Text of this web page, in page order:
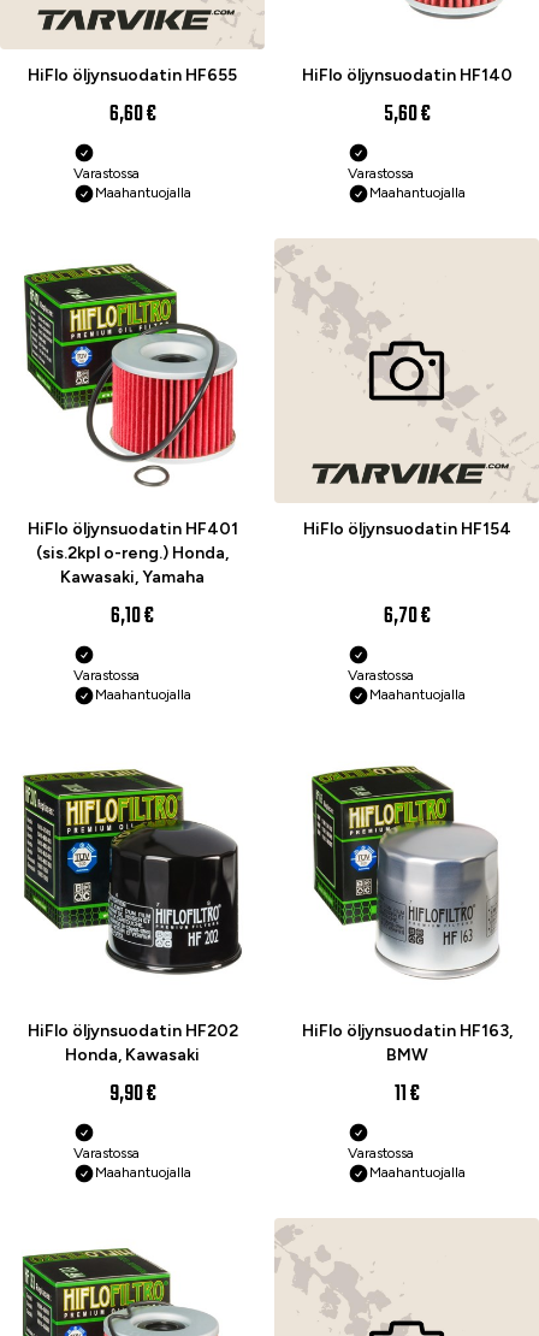
HiFlo öljynsuodatin HF655
6,60 €
Varastossa
Maahantuojalla
HiFlo öljynsuodatin HF140
5,60 €
Varastossa
Maahantuojalla
HiFlo öljynsuodatin HF401
(sis.2kpl o-reng.) Honda,
Kawasaki, Yamaha
6,10 €
Varastossa
Maahantuojalla
HiFlo öljynsuodatin HF154
6,70 €
Varastossa
Maahantuojalla
HiFlo öljynsuodatin HF202
Honda, Kawasaki
9,90 €
Varastossa
Maahantuojalla
HiFlo öljynsuodatin HF163,
BMW
11 €
Varastossa
Maahantuojalla